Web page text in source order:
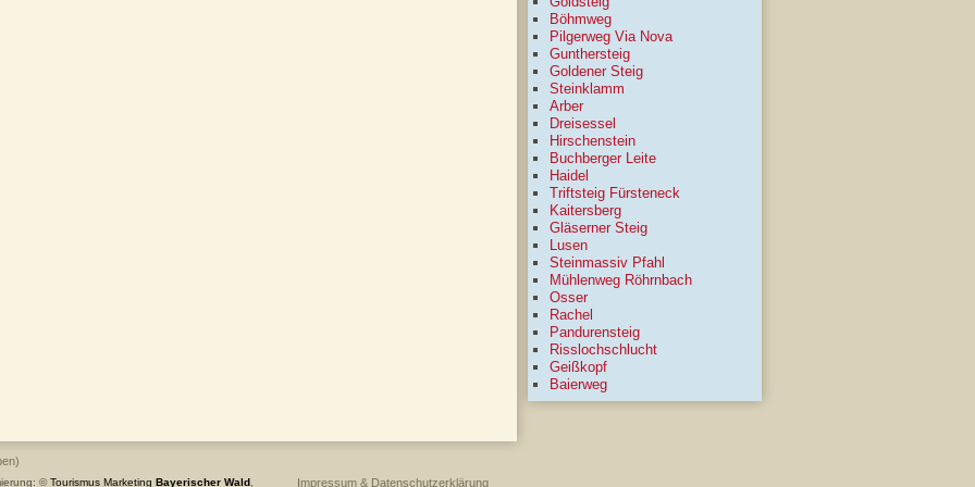
Böhmweg
Pilgerweg Via Nova
Gunthersteig
Goldener Steig
Steinklamm
Arber
Dreisessel
Hirschenstein
Buchberger Leite
Haidel
Triftsteig Fürsteneck
Kaitersberg
Gläserner Steig
Lusen
Steinmassiv Pfahl
Mühlenweg Röhrnbach
Osser
Rachel
Pandurensteig
Risslochschlucht
Geißkopf
Baierweg
Impressum & Datenschutzerklärung
©Tourismus Marketing Bayerischer Wald